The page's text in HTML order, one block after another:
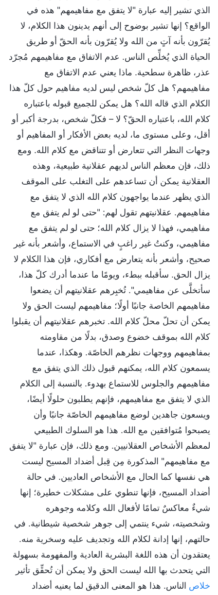
الذي تشير إليه عبارة "لا يتفق مع مفاهيمهم" هذه في
الواقع؟ إنها تشير بوضوح إلى أنهم يدينون هذا الكلام، لا
يُقرّون بأنه آتٍ من الله ولا يُقرّون بأنه الحقّ أو طريق
الحياة الذي يُخلِّص الناس. عدم الاتفاق مع مفاهيمهم مُجرّد
عذر، ظاهرة سطحية. ماذا يعني عدم الاتفاق مع
مفاهيمهم؟ هل كلّ شخص ليس لديه مفاهيم حول كلّ هذا
الكلام الذي قاله الله؟ هل يمكن للجميع قبوله باعتباره
كلام الله، باعتباره الحقّ؟ لا – فكلّ شخص، بدرجة أكبر أو
أقل، وعلى مستوى ما، لديه بعض الأفكار أو المفاهيم أو
وجهات النظر التي تتعارض أو تتناقض مع كلام الله. ومع
ذلك، فإن معظم الناس لديهم عقلانية طبيعية، وهذه
العقلانية يمكن أن تساعدهم على التغلب على الموقف
الذي يظهر عندما يواجهون كلام الله الذي لا يتفق مع
مفاهيمهم. عقلانيتهم تقول لهم: "حتى لو لم يتفق مع
مفاهيمي، فهذا لا يزال كلام الله؛ حتى لو لم يتفق مع
مفاهيمي، وكنتُ غير راغبٍ في الاستماع، وأشعر بأنه غير
صحيح، وأشعر بأنه يتعارض مع أفكاري، فإن هذا الكلام لا
يزال الحق. سأقبله ببطء، ويومًا ما عندما أدرك كلّ هذا،
سأتخلَّى عن مفاهيمي". تُخبِرهم عقلانيتهم أن يضعوا
مفاهيمهم الخاصة جانبًا أولًا؛ مفاهيمهم ليست الحق ولا
يمكن أن تحلّ محلّ كلام الله. تخبرهم عقلانيتهم أن يقبلوا
كلام الله بموقف خضوع وصدق، بدلًا من مقاومته
بمفاهيمهم ووجهات نظرهم الخاصّة. وهكذا، عندما
يسمعون كلام الله، يمكنهم قبول ذلك الذي يتفق مع
مفاهيمهم والجلوس للاستماع بهدوء. بالنسبة إلى الكلام
الذي لا يتفق مع مفاهيمهم، فإنهم يطلبون حلولًا أيضًا،
ويسعون جاهدين لوضع مفاهيمهم الخاصّة جانبًا وأن
يصبحوا مُتوافقين مع الله. هذا هو السلوك الطبيعي
لمعظم الأشخاص العقلانيين. ومع ذلك، فإن عبارة "لا يتفق
مع مفاهيمهم" المذكورة مِن قِبل أضداد المسيح ليست
هي نفسها كما الحال مع الأشخاص العاديين. في حالة
أضداد المسيح، فإنها تنطوي على مشكلات خطيرة؛ إنها
شيءٌ معاكسٌ تمامًا لأفعال الله وكلامه وجوهره
وشخصيته، شيء ينتمي إلى جوهر شخصية شيطانية. في
حالتهم، إنها إدانة لكلام الله وتجديف عليه وسخرية منه.
يعتقدون أن هذه اللغة البشرية العادية والمفهومة بسهولة
التي يتحدث بها الله ليست الحق ولا يمكن أن تُحقِّق تأثير
خلاص الناس. هذا هو المعنى الدقيق لما يعنيه أضداد